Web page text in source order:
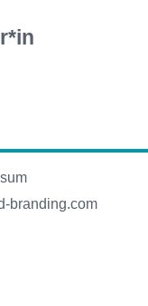
branding.com